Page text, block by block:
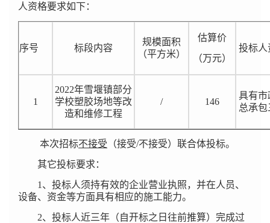
人资格要求如下：
序号 标段内容
规模面积
（平方米）
估算价
（万元）
投标人
1
2022年雪堰镇部分
学校塑胶场地等改
造和维修工程
/ 146
具有市
总承
本次招标不接受 （接受/不接受）联合体投标。
其它投标要求：
1 、投标人须持有效的企业营业执照，并在人员、
设备、资金等方面具有相应的施工能力。
2、投标人近三年（自开标之日往前推算）完成过